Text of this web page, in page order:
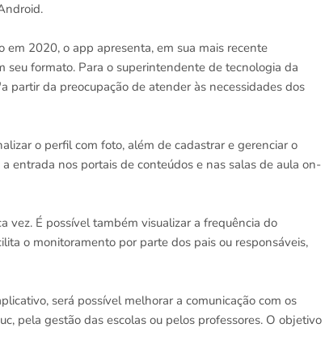
2020, o app apresenta, em sua mais recente
seu formato. Para o superintendente de tecnologia da
partir da preocupação de atender às necessidades dos
o perfil com foto, além de cadastrar e gerenciar o
entrada nos portais de conteúdos e nas salas de aula on-
vez. É possível também visualizar a frequência do
o monitoramento por parte dos pais ou responsáveis,
será possível melhorar a comunicação com os
pela gestão das escolas ou pelos professores. O objetivo